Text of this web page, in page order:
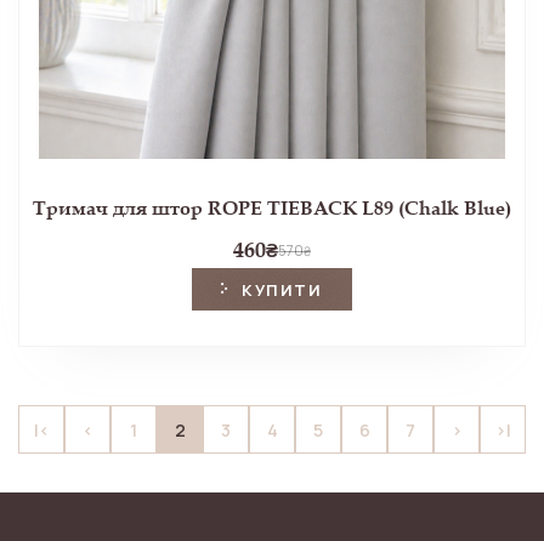
Тримач для штор ROPE TIEBACK L89 (Chalk Blue)
460₴570₴
КУПИТИ
|< < 1 2 3 4 5 6 7 > >|